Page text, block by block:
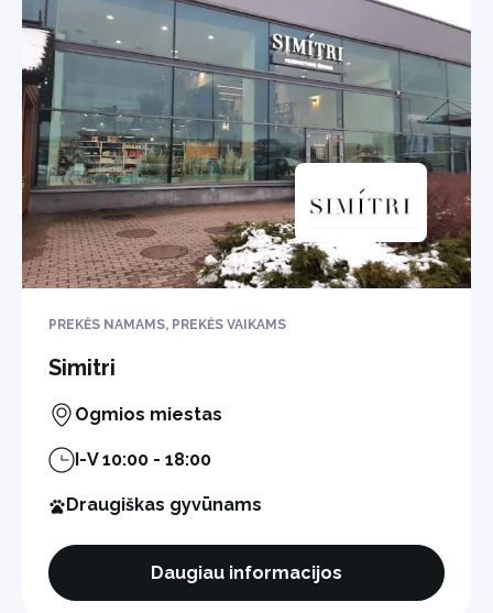
PREKĖS NAMAMS, PREKĖS VAIKAMS
Simitri
Ogmios miestas
I-V 10:00 - 18:00
Draugiškas gyvūnams
Daugiau informacijos